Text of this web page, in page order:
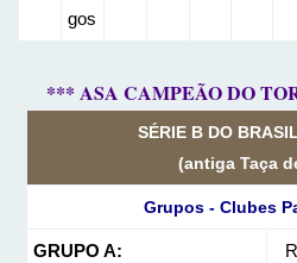
gos
*** ASA CAMPEÃO DO
SÉRIE B DO
(antiga Taça
Grupos - Clubes
GRUPO A: